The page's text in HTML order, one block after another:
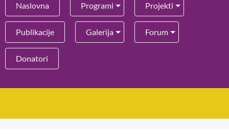
Naslovna Programi Projekti
Publikacije Galerija Forum
Donatori